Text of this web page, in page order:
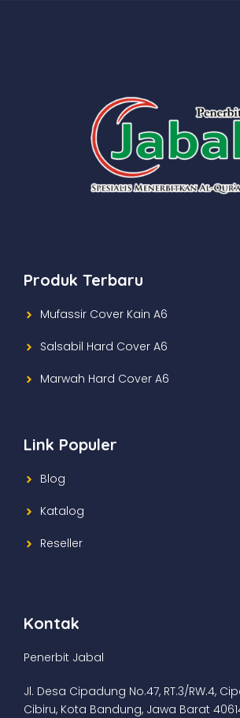
Produk Terbaru
Mufassir Cover Kain A6
Salsabil Hard Cover A6
Marwah Hard Cover A6
Link Populer
Blog
Katalog
Reseller
Kontak
Penerbit Jabal
Jl. Desa Cipadung No.47, RT.3/RW.4,
Cibiru, Kota Bandung, Jawa Barat